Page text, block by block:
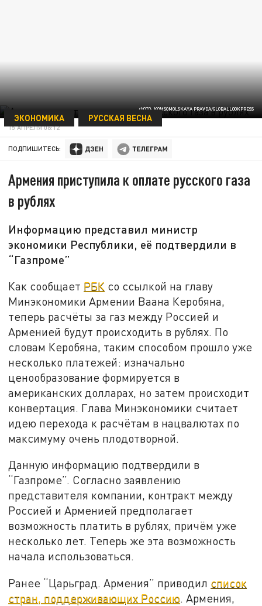
ФОТО: KOMSOMOLSKAYA PRAVDA/GLOBALLOOKPRESS
ЭКОНОМИКА РУССКАЯ ВЕСНА
15 АПРЕЛЯ 06:12
ПОДПИШИТЕСЬ:
Армения приступила к оплате русского газа
в рублях
Информацию представил министр
экономики Республики, её подтвердили в
“Газпроме”
Как сообщает РБК со ссылкой на главу
Минэкономики Армении Ваана Керобяна,
теперь расчёты за газ между Россией и
Арменией будут происходить в рублях. По
словам Керобяна, таким способом прошло уже
несколько платежей: изначально
ценообразование формируется в
американских долларах, но затем происходит
конвертация. Глава Минэкономики считает
идею перехода к расчётам в нацвалютах по
максимуму очень плодотворной.
Данную информацию подтвердили в
“Газпроме”. Согласно заявлению
представителя компании, контракт между
Россией и Арменией предполагает
возможность платить в рублях, причём уже
несколько лет. Теперь же эта возможность
начала использоваться.
Ранее “Царьград. Армения” приводил список
стран, поддерживающих Россию. Армения,